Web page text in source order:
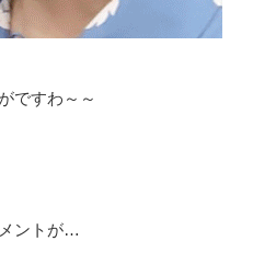
ですわ～～
ントが…